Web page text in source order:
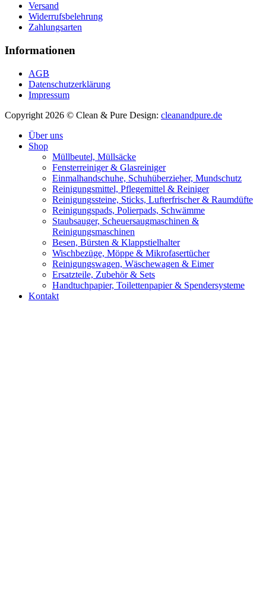
Versand
Widerrufsbelehrung
Zahlungsarten
Informationen
AGB
Datenschutzerklärung
Impressum
Copyright 2026 © Clean & Pure Design: cleanandpure.de
Über uns
Shop
Müllbeutel, Müllsäcke
Fensterreiniger & Glasreiniger
Einmalhandschuhe, Schuhüberzieher, Mundschutz
Reinigungsmittel, Pflegemittel & Reiniger
Reinigungssteine, Sticks, Lufterfrischer & Raumdüfte
Reinigungspads, Polierpads, Schwämme
Staubsauger, Scheuersaugmaschinen &
Reinigungsmaschinen
Besen, Bürsten & Klappstielhalter
Wischbezüge, Möppe & Mikrofasertücher
Reinigungswagen, Wäschewagen & Eimer
Ersatzteile, Zubehör & Sets
Handtuchpapier, Toilettenpapier & Spendersysteme
Kontakt